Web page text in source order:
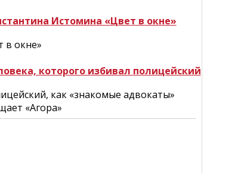
Истомина «Цвет в окне»
в окне»
которого избивал полицейский
как «знакомые адвокаты»
«Агора»